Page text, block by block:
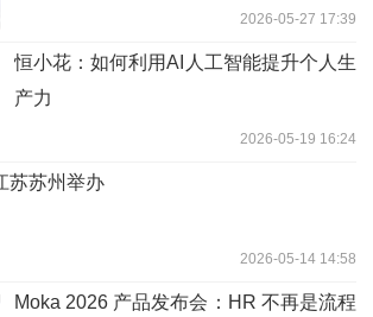
2026-05-27 17:39
恒小花：如何利用AI人工智能提升个人生
产力
2026-05-19 16:24
苏苏州举办
2026-05-14 14:58
Moka 2026 产品发布会：HR 不再是流程